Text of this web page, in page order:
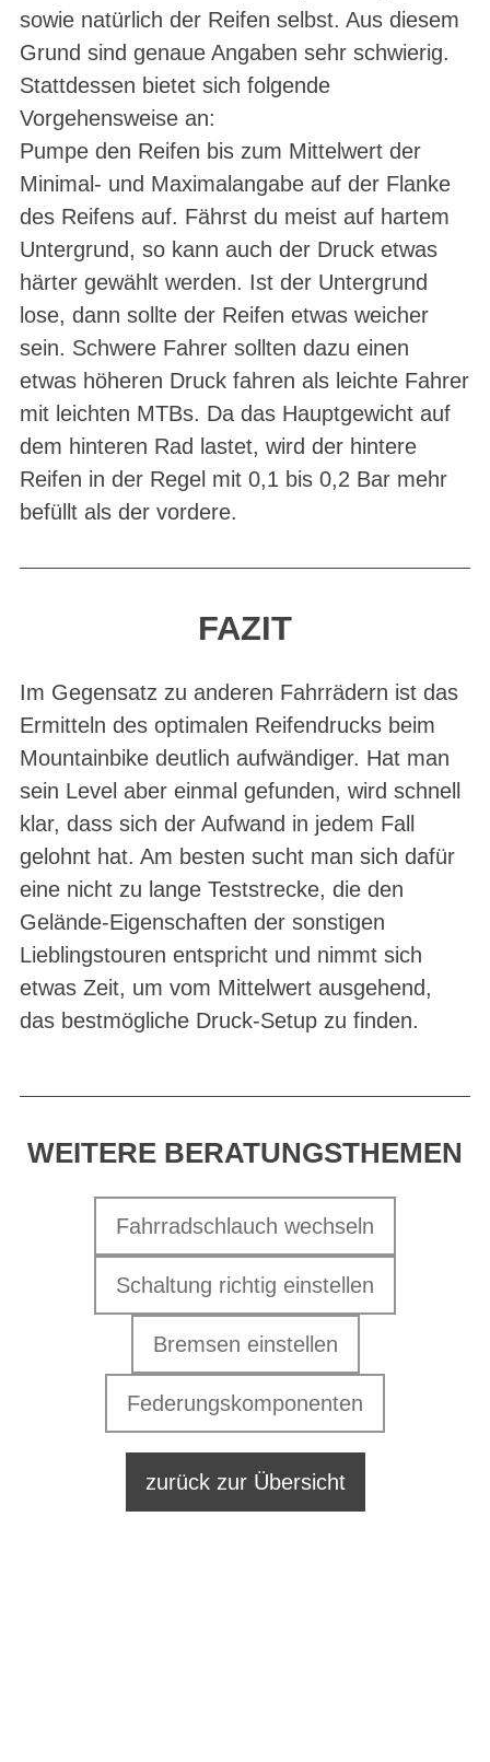
sowie natürlich der Reifen selbst. Aus diesem
Grund sind genaue Angaben sehr schwierig.
Stattdessen bietet sich folgende
Vorgehensweise an:
Pumpe den Reifen bis zum Mittelwert der
Minimal- und Maximalangabe auf der Flanke
des Reifens auf. Fährst du meist auf hartem
Untergrund, so kann auch der Druck etwas
härter gewählt werden. Ist der Untergrund
lose, dann sollte der Reifen etwas weicher
sein. Schwere Fahrer sollten dazu einen
etwas höheren Druck fahren als leichte Fahrer
mit leichten MTBs. Da das Hauptgewicht auf
dem hinteren Rad lastet, wird der hintere
Reifen in der Regel mit 0,1 bis 0,2 Bar mehr
befüllt als der vordere.
FAZIT
Im Gegensatz zu anderen Fahrrädern ist das
Ermitteln des optimalen Reifendrucks beim
Mountainbike deutlich aufwändiger. Hat man
sein Level aber einmal gefunden, wird schnell
klar, dass sich der Aufwand in jedem Fall
gelohnt hat. Am besten sucht man sich dafür
eine nicht zu lange Teststrecke, die den
Gelände-Eigenschaften der sonstigen
Lieblingstouren entspricht und nimmt sich
etwas Zeit, um vom Mittelwert ausgehend,
das bestmögliche Druck-Setup zu finden.
WEITERE BERATUNGSTHEMEN
Fahrradschlauch wechseln
Schaltung richtig einstellen
Bremsen einstellen
Federungskomponenten
zurück zur Übersicht